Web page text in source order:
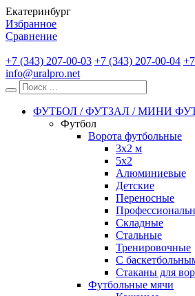
Екатеринбург
Избранное
Сравнение
+7 (343) 207-00-03 +7 (343) 207-00-04
info@uralpro.net
ФУТБОЛ / ФУТЗАЛ / МИНИ
Футбол
Ворота футбольные
3х2 м
5х2
Алюминиевые
Детские
Переносные
Складные
Стальные
Тренировочные
С
Стаканы для
Футбольные мячи